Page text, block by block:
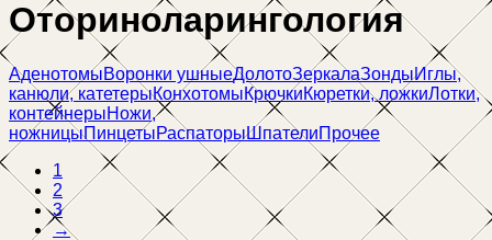
Оториноларингология
АденотомыВоронки ушныеДолотоЗеркалаЗондыИглы,
канюли, катетерыКонхотомыКрючкиКюретки, ложкиЛотки,
контейнерыНожи,
ножницыПинцетыРаспаторыШпателиПрочее
1
2
3
→